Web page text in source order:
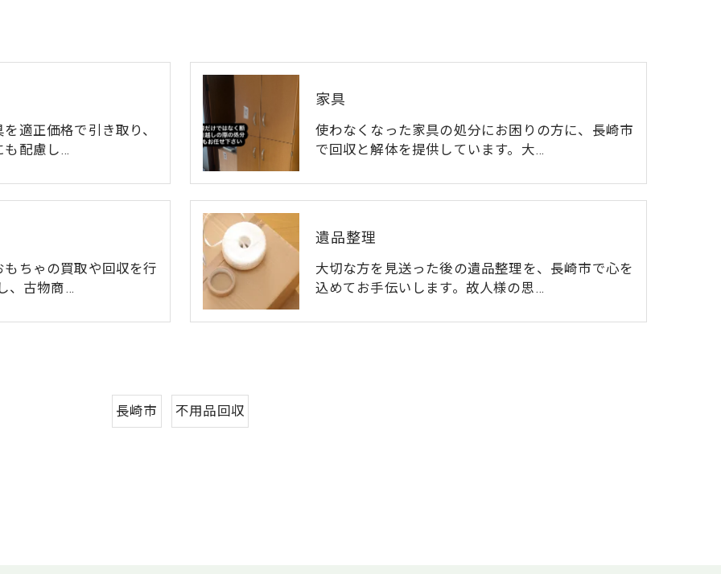
適正価格で引き取り、
も配慮し…
家具
使わなくなった家具の処分にお困りの方に、長崎市
で回収と解体を提供しています。大…
ちゃの買取や回収を行
、古物商…
遺品整理
大切な方を見送った後の遺品整理を、長崎市で心を
込めてお手伝いします。故人様の思…
長崎市 不用品回収